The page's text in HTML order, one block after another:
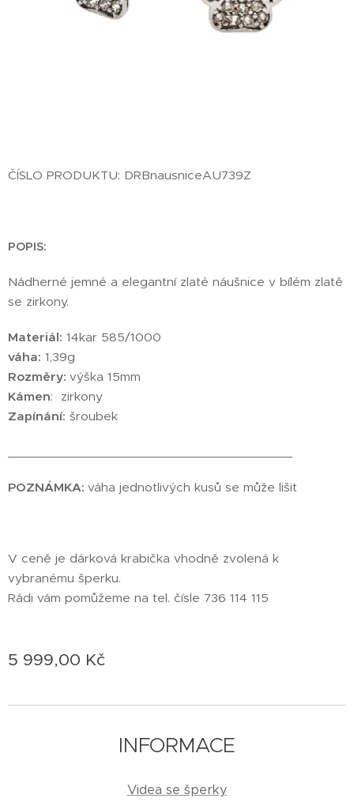
ČÍSLO PRODUKTU: DRBnausniceAU739Z
POPIS:
Nádherné jemné a elegantní zlaté náušnice v bílém zlatě
se zirkony.
Materiál: 14kar 585/1000
váha: 1,39g
Rozměry: výška 15mm
Kámen: zirkony
Zapínání: šroubek
POZNÁMKA: váha jednotlivých kusů se může lišit
V ceně je dárková krabička vhodně zvolená k
vybranému šperku.
Rádi vám pomůžeme na tel. čísle 736 114 115
5 999,00 Kč
INFORMACE
Videa se šperky